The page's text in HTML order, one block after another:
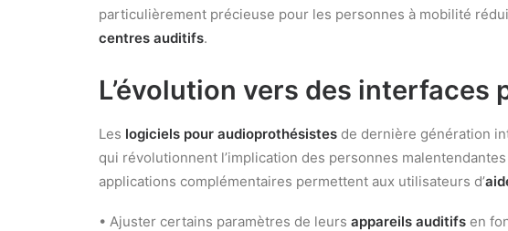
particulièrement précieuse pour les personnes à mobilité
centres auditifs.
L’évolution vers des
Les logiciels pour audioprothésistes de dernière génération
qui révolutionnent l’implication des personnes
applications complémentaires permettent aux utilisateurs d’
• Ajuster certains paramètres de leurs appareils auditifs en